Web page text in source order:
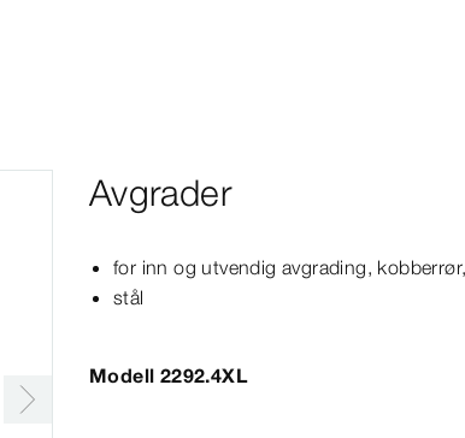
Avgrader
for inn og utvendig avgrading,
stål
Modell 2292.4XL